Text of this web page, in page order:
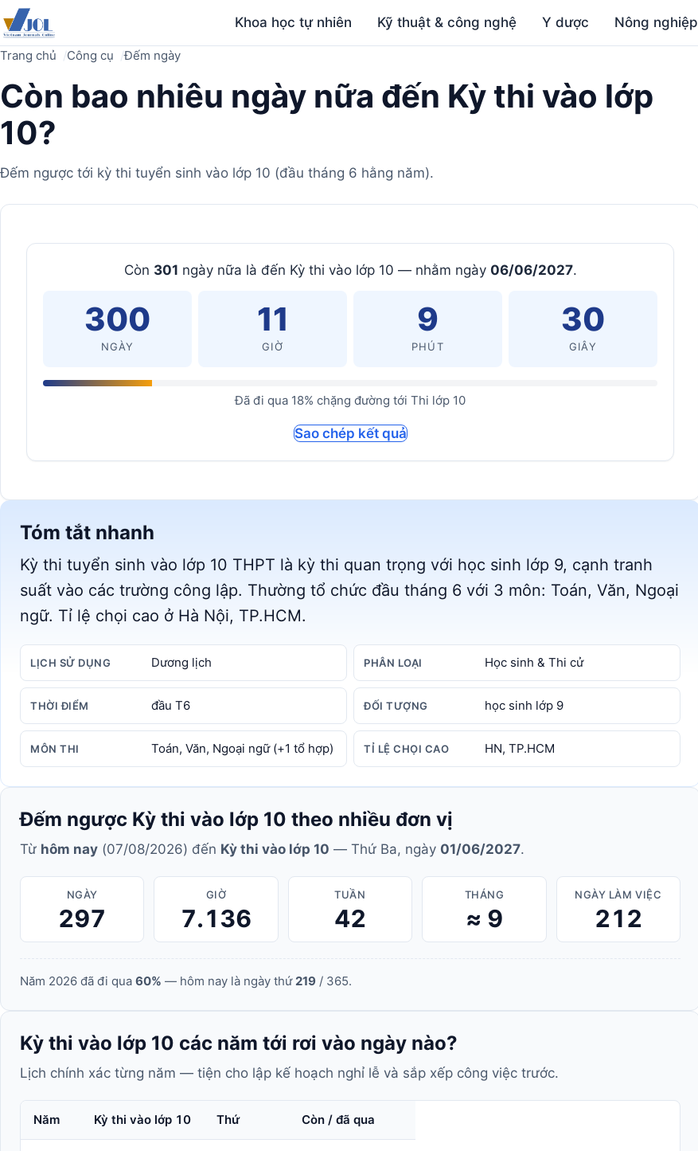
Khoa học tự nhiên Kỹ thuật & công nghệ Y dược Nông nghiệp
Trang chủ Công cụ Đếm ngày
Còn bao nhiêu ngày nữa đến Kỳ thi vào lớp
10?
Đếm ngược tới kỳ thi tuyển sinh vào lớp 10 (đầu tháng 6 hằng năm).
Máy
Còn 301 ngày nữa là đến Kỳ thi vào lớp 10 — nhằm ngày 06/06/2027.
300
NGÀY
11
GIỜ
9
PHÚT
29
GIÂY
Đã đi qua 18% chặng đường tới Thi lớp 10
Sao chép kết quả
Tóm tắt nhanh
Kỳ thi tuyển sinh vào lớp 10 THPT là kỳ thi quan trọng với học sinh lớp 9, cạnh tranh
suất vào các trường công lập. Thường tổ chức đầu tháng 6 với 3 môn: Toán, Văn, Ngoại
ngữ. Tỉ lệ chọi cao ở Hà Nội, TP.HCM.
LỊCH SỬ DỤNG Dương lịch PHÂN LOẠI Học sinh & Thi cử
THỜI ĐIỂM đầu T6 ĐỐI TƯỢNG học sinh lớp 9
MÔN THI Toán, Văn, Ngoại ngữ (+1 tổ hợp) TỈ LỆ CHỌI CAO HN, TP.HCM
Đếm ngược Kỳ thi vào lớp 10 theo nhiều đơn vị
Từ hôm nay (07/08/2026) đến Kỳ thi vào lớp 10 — Thứ Ba, ngày 01/06/2027.
NGÀY
297
GIỜ
7.136
TUẦN
42
THÁNG
≈ 9
NGÀY LÀM VIỆC
212
Năm 2026 đã đi qua 60% — hôm nay là ngày thứ 219 / 365.
Kỳ thi vào lớp 10 các năm tới rơi vào ngày nào?
Lịch chính xác từng năm — tiện cho lập kế hoạch nghỉ lễ và sắp xếp công việc trước.
Năm Kỳ thi vào lớp 10 Thứ Còn / đã qua